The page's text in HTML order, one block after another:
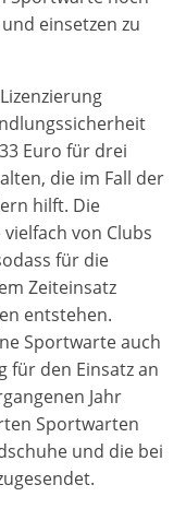
einsetzen zu
Euro für drei
die im Fall der
hilft. Die
von Clubs
für die
Zeiteinsatz
entstehen.
Sportwarte auch
für den Einsatz an
Jahr
Sportwarten
und die bei
verwendet,
Dazu verfolgen
verschiedene
FPAU
den Erfolg unserer
Seiten zu
unseres